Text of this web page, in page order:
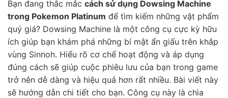
Bạn đang thắc mắc cách sử dụng Dowsing Machine
trong Pokemon Platinum để tìm kiếm những vật phẩm
quý giá? Dowsing Machine là một công cụ cực kỳ hữu
ích giúp bạn khám phá những bí mật ẩn giấu trên khắp
vùng Sinnoh. Hiểu rõ cơ chế hoạt động và áp dụng
đúng cách sẽ giúp cuộc phiêu lưu của bạn trong game
trở nên dễ dàng và hiệu quả hơn rất nhiều. Bài viết này
sẽ hướng dẫn chi tiết cho bạn. Công cụ này là chìa